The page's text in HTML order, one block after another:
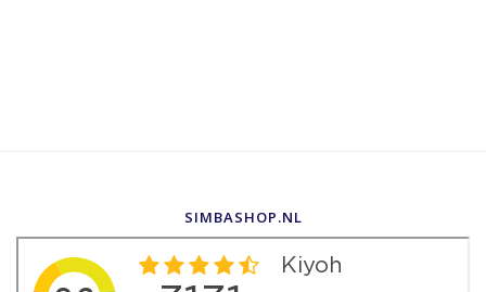
SIMBASHOP.NL